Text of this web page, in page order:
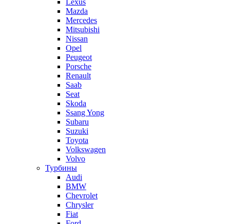
Lexus
Mazda
Mercedes
Mitsubishi
Nissan
Opel
Peugeot
Porsche
Renault
Saab
Seat
Skoda
Ssang Yong
Subaru
Suzuki
Toyota
Volkswagen
Volvo
Турбины
Audi
BMW
Chevrolet
Chrysler
Fiat